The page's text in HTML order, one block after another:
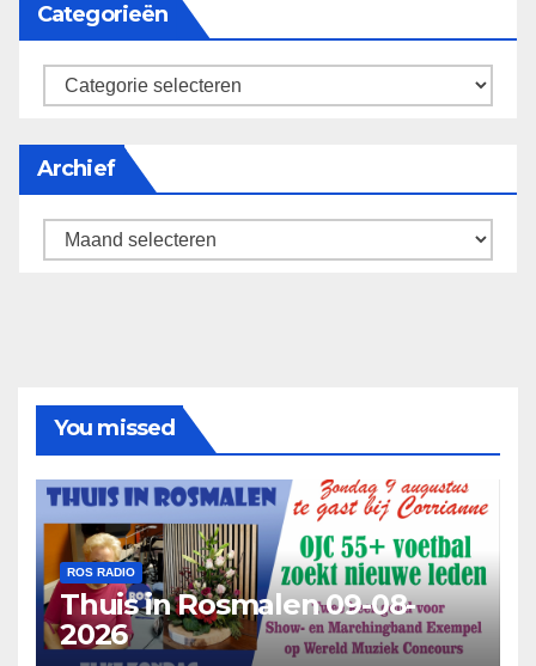
Categorieën
categorieën
Archief
Archief
You missed
ROS RADIO
Thuis in Rosmalen 09-08-
2026